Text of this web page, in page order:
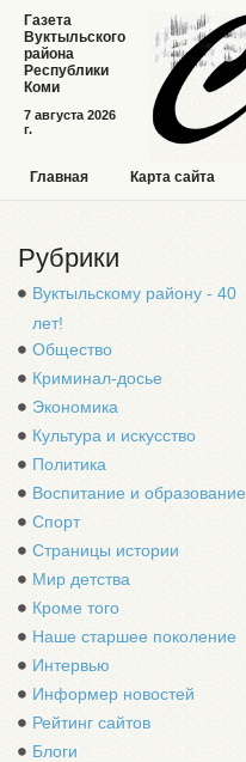
7 августа 2026
г.
Газета
Вуктыльского
района
Республики
Коми
Главная Карта сайта
Рубрики
Вуктыльскому району - 40
лет!
Общество
Криминал-досье
Экономика
Культура и искусство
Политика
Воспитание и образование
Спорт
Страницы истории
Мир детства
Кроме того
Наше старшее поколение
Интервью
Информер новостей
Рейтинг сайтов
Блоги